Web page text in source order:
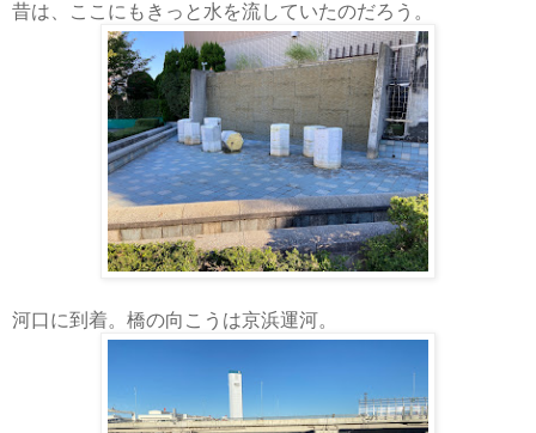
昔は、ここにもきっと水を流していたのだろう。
河口に到着。橋の向こうは京浜運河。